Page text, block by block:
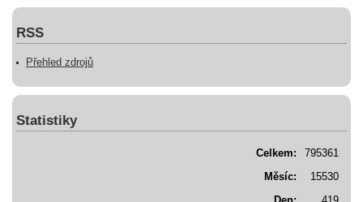
RSS
Přehled zdrojů
Statistiky
Celkem:
795361
Měsíc:
15530